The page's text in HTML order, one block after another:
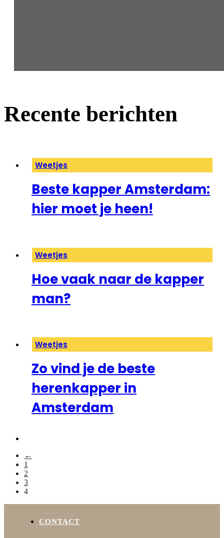
Recente berichten
Weetjes
Beste kapper Amsterdam:
hier moet je heen!
Weetjes
Hoe vaak naar de kapper
man?
Weetjes
Zo vind je de beste
herenkapper in
Amsterdam
←
1
2
3
4
CONTACT